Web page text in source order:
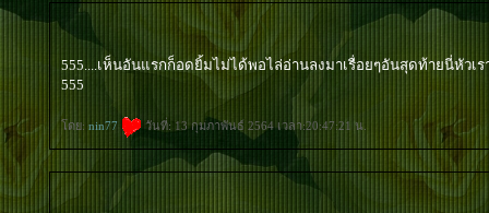
555....เห็นอันแรกก็อดยิ้มไม่ได้พอไล่อ่านลงมาเรื่อยๆอันสุดท้ายนี่หัวเ
555
ดย: nin77 วันที่: 13 กุมภาพันธ์ 2564 เวลา:20:47:21 น.